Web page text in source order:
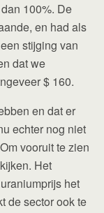
100%. De
en had als
stijging van
dat we
$ 160.
en dat er
echter nog niet
vooruit te zien
Het
het
de sector ook te